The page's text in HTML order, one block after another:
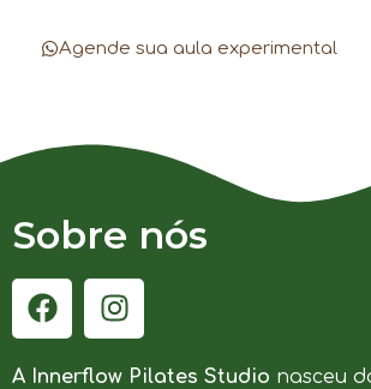
Agende sua aula experimental
Sobre nós
A Innerflow Pilates Studio nasceu